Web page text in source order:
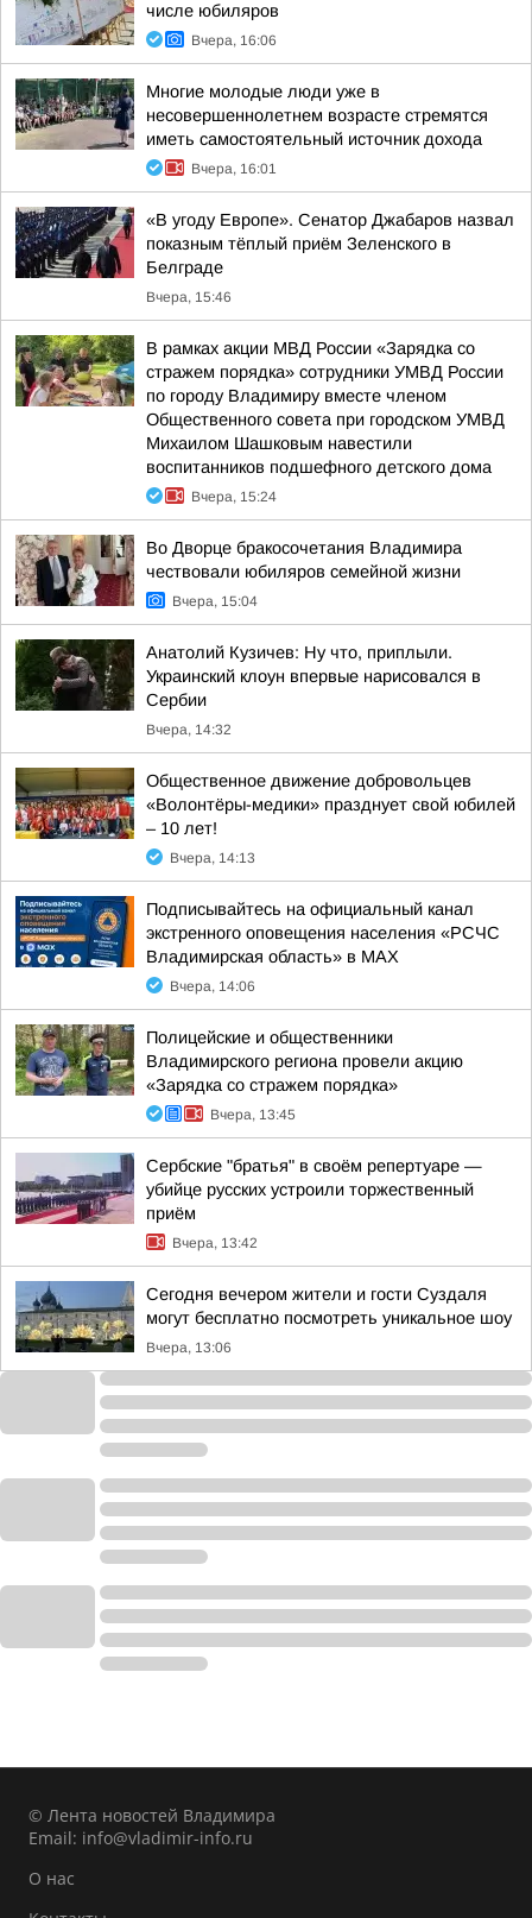
числе юбиляров
Вчера, 16:06
Многие молодые люди уже в
несовершеннолетнем возрасте стремятся
иметь самостоятельный источник дохода
Вчера, 16:01
«В угоду Европе». Сенатор Джабаров назвал
показным тёплый приём Зеленского в
Белграде
Вчера, 15:46
В рамках акции МВД России «Зарядка со
стражем порядка» сотрудники УМВД России
по городу Владимиру вместе членом
Общественного совета при городском УМВД
Михаилом Шашковым навестили
воспитанников подшефного детского дома
Вчера, 15:24
Во Дворце бракосочетания Владимира
чествовали юбиляров семейной жизни
Вчера, 15:04
Анатолий Кузичев: Ну что, приплыли.
Украинский клоун впервые нарисовался в
Сербии
Вчера, 14:32
Общественное движение добровольцев
«Волонтёры-медики» празднует свой юбилей
– 10 лет!
Вчера, 14:13
Подписывайтесь на официальный канал
экстренного оповещения населения «РСЧС
Владимирская область» в МАХ
Вчера, 14:06
Полицейские и общественники
Владимирского региона провели акцию
«Зарядка со стражем порядка»
Вчера, 13:45
Сербские "братья" в своём репертуаре —
убийце русских устроили торжественный
приём
Вчера, 13:42
Сегодня вечером жители и гости Суздаля
могут бесплатно посмотреть уникальное шоу
Вчера, 13:06
© Лента новостей Владимира
Email: info@vladimir-info.ru
О нас